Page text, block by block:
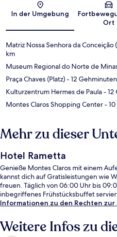
In der Umgebung
Ort
Matriz Nossa Senhora da Conceição
km
Museum Regional do Norte de
Praça Chaves (Platz)- 12 Gehminuten
Kulturzentrum Hermes de Paula- 12
Montes Claros Shopping Center-
Mehr zu dieser
Hotel Rametta
Genieße Montes Claros mit einem
kannst dich auf Gratisleistungen wie
freuen. Täglich von 06:00 Uhr bis
inbegriffenes Frühstücksbuffet
Informationen zu den Rechten
Weitere Infos zu